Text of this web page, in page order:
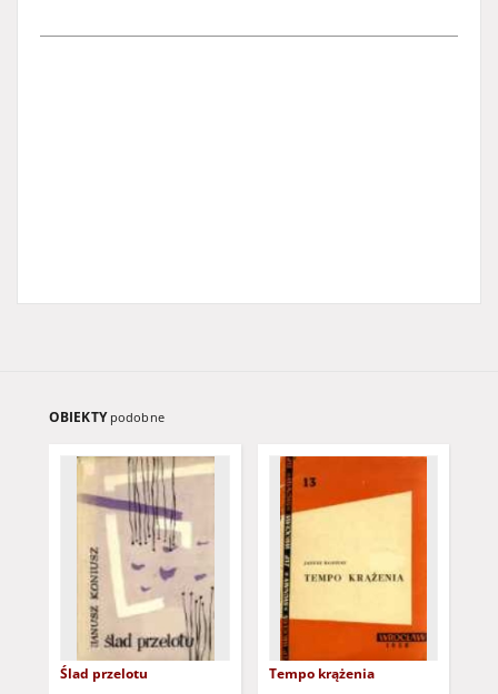
OBIEKTY podobne
Ślad przelotu Tempo krążenia